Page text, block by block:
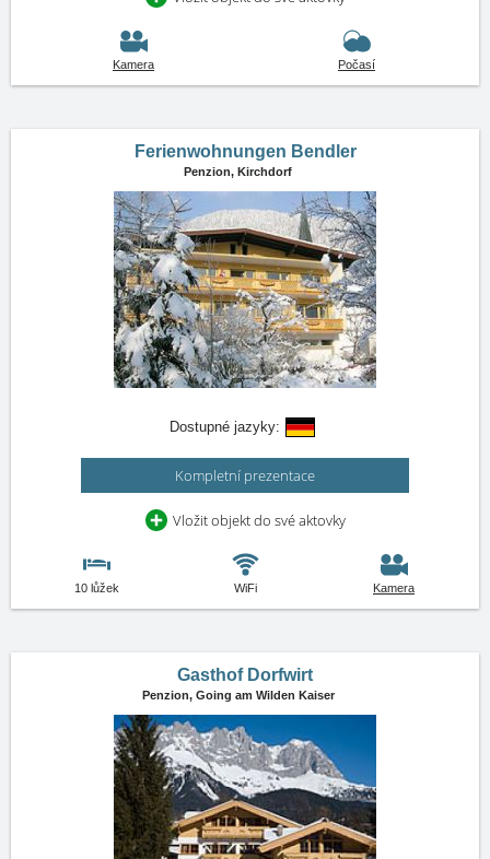
Kamera Počasí
Ferienwohnungen Bendler
Penzion, Kirchdorf
Dostupné jazyky:
Kompletní prezentace
Vložit objekt do své aktovky
10 lůžek WiFi Kamera
Gasthof Dorfwirt
Penzion, Going am Wilden Kaiser